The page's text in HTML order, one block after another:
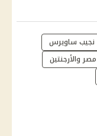
نجيب ساويرس
والأرجنتين